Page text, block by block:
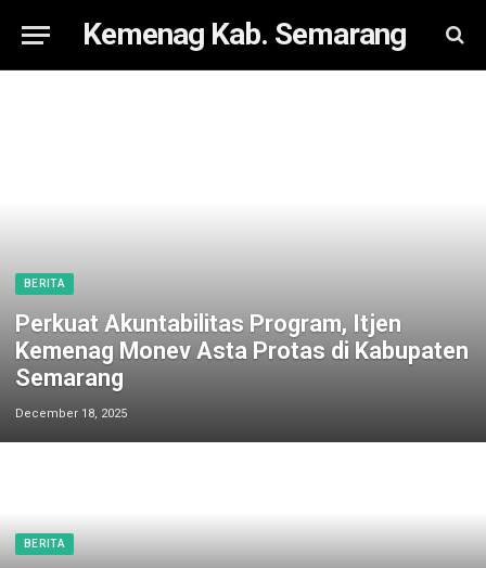
Kemenag Kab. Semarang
BERITA
Perkuat Akuntabilitas Program, Itjen
Kemenag Monev Asta Protas di Kabupaten
Semarang
December 18, 2025
BERITA